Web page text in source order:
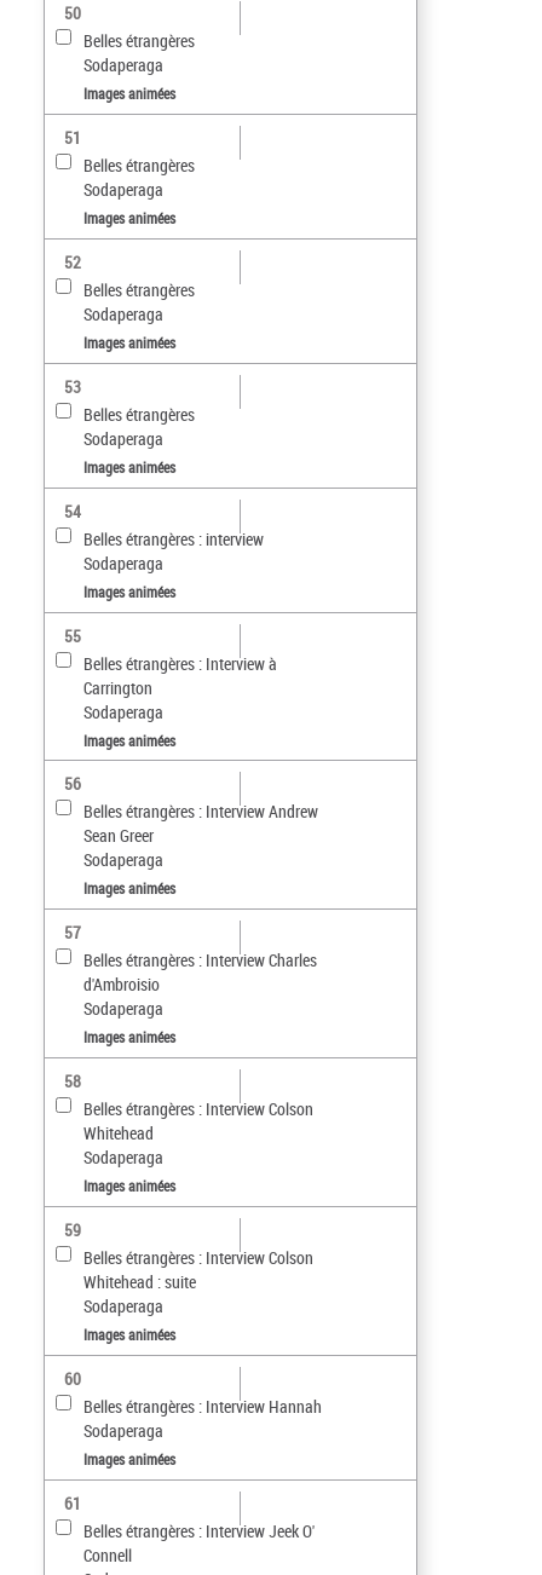
50
Belles étrangères
Sodaperaga
Images animées
51
Belles étrangères
Sodaperaga
Images animées
52
Belles étrangères
Sodaperaga
Images animées
53
Belles étrangères
Sodaperaga
Images animées
54
Belles étrangères : interview
Sodaperaga
Images animées
55
Belles étrangères : Interview à
Carrington
Sodaperaga
Images animées
56
Belles étrangères : Interview Andrew
Sean Greer
Sodaperaga
Images animées
57
Belles étrangères : Interview Charles
d'Ambroisio
Sodaperaga
Images animées
58
Belles étrangères : Interview Colson
Whitehead
Sodaperaga
Images animées
59
Belles étrangères : Interview Colson
Whitehead : suite
Sodaperaga
Images animées
60
Belles étrangères : Interview Hannah
Sodaperaga
Images animées
61
Belles étrangères : Interview Jeek O'
Connell